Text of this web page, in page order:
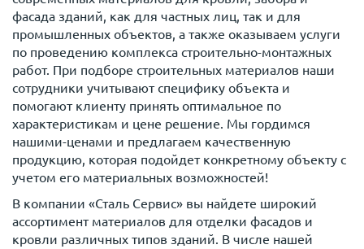
фасада зданий, как для частных лиц, так и для
промышленных объектов, а также оказываем услуги
по проведению комплекса строительно-монтажных
работ. При подборе строительных материалов наши
сотрудники учитывают специфику объекта и
помогают клиенту принять оптимальное по
характеристикам и цене решение. Мы гордимся
нашими-ценами и предлагаем качественную
продукцию, которая подойдет конкретному объекту с
учетом его материальных возможностей!
В компании «Сталь Сервис» вы найдете широкий
ассортимент материалов для отделки фасадов и
кровли различных типов зданий. В числе нашей